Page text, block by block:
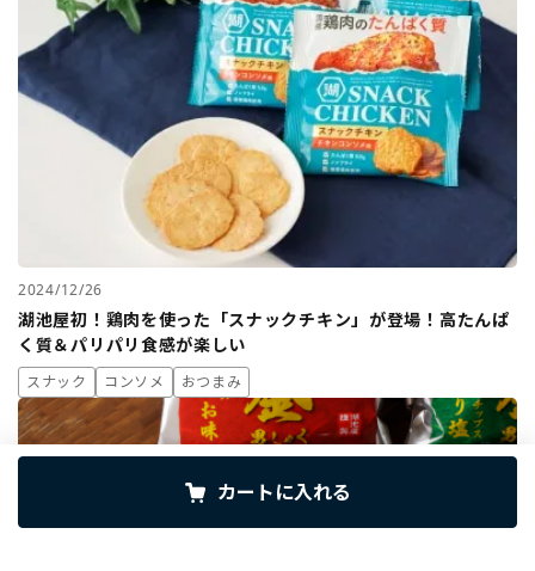
カートに入れる
2024/12/26
湖池屋初！鶏肉を使った「スナックチキン」が登場！高たんぱ
く質＆パリパリ食感が楽しい
スナック コンソメ おつまみ